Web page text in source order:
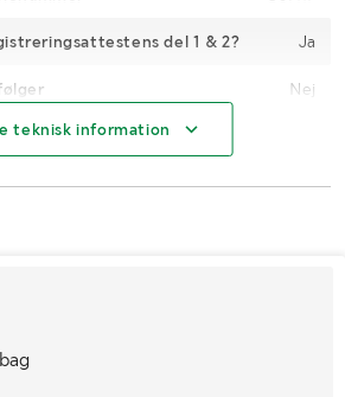
del 1 & 2? Ja
Nej
Manuel Powershift
teknisk information